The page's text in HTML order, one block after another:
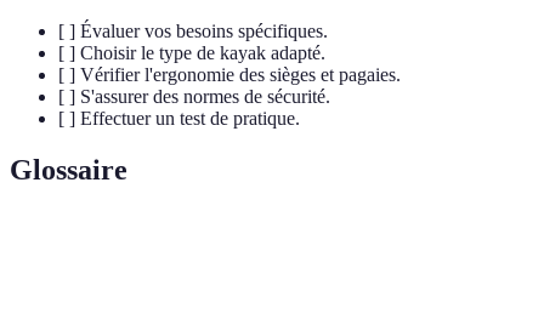
[ ] Évaluer vos besoins spécifiques.
[ ] Choisir le type de kayak adapté.
[ ] Vérifier l'ergonomie des sièges et pagaies.
[ ] S'assurer des normes de sécurité.
[ ] Effectuer un test de pratique.
Glossaire